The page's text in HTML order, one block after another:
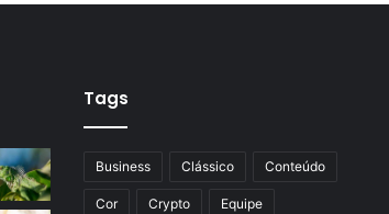
Tags
Business Clássico Conteúdo
Cor Crypto Equipe